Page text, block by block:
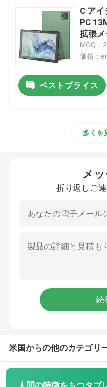
人間の特徴をもつタブ
スマートタブレットPC
タッチスクリーンタブ
7インチタブレットPC
8インチタブレットPC
9インチタブレットPC
11インチタブレットPC
ユニバーサル タブレッ
C ア
PC
拡張
レイ
MOQ：
価格：
ベストプライス
多くを
メ
折り返しご
米国からの他のカテゴリ